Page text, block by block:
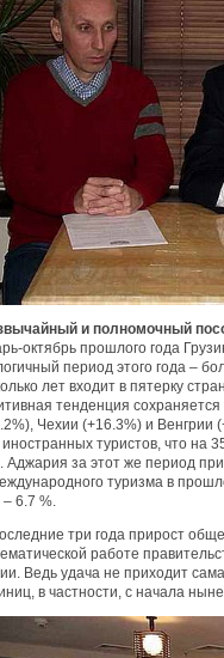
и полномочный
октябрь прошлого года
период этого года –
лет входит в пятерку
тенденция
Чехии (+16.3%) и Венгрии
туристов, что на
Аджария за этот же период
туризма в
6.7 %.
три года прирост
работе
Ведь удача не приходит
в частности, с начала